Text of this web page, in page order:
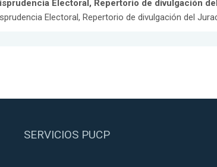
Electoral, Repertorio de divulgación
Electoral, Repertorio de divulgación del
SERVICIOS PUCP